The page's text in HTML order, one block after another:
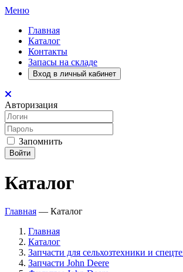
Меню
Главная
Каталог
Контакты
Запасы на складе
Вход в личный кабинет
Авторизация
Запомнить
Войти
Каталог
Главная — Каталог
Главная
Каталог
Запчасти для сельхозтехники и
Запчасти John Deere